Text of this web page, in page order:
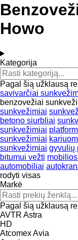
Howo
Kategorija
Pagal šią užklausą
savivarčiai
benzovežiai
sunkvežimiai
betono siurbliai
sunkvežimiai
sunkvežimiai
sunkvežimiai gyvulių
bitumui vežti
automobiliai
rodyti visas
Markė
Pagal šią užklausą
AVTR Astra
HD
AtcomexAvia